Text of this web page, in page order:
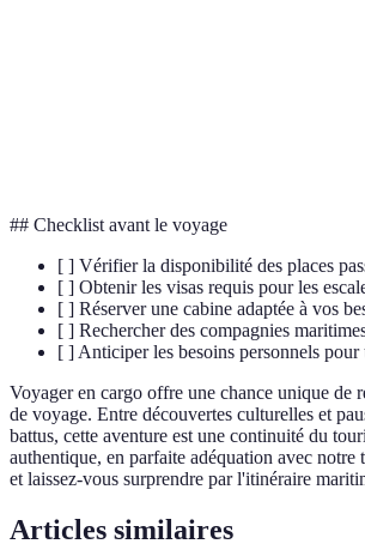
## Checklist avant le voyage
[ ] Vérifier la disponibilité des places
[ ] Obtenir les visas requis pour les
[ ] Réserver une cabine adaptée à vos
[ ] Rechercher des compagnies
[ ] Anticiper les besoins personnels pour
Voyager en cargo offre une chance unique de
de voyage. Entre découvertes culturelles et
battus, cette aventure est une continuité du
authentique, en parfaite adéquation avec notre
et laissez-vous surprendre par l'itinéraire
Articles similaires